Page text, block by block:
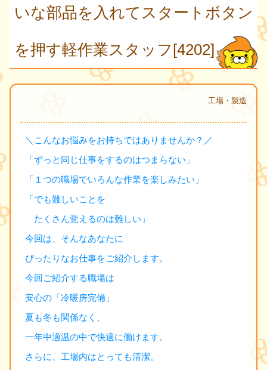
いな部品を入れてスタートボタン
を押す軽作業スタッフ[4202]
工場・製造
＼こんなお悩みをお持ちではありませんか？／
「ずっと同じ仕事をするのはつまらない」
「１つの職場でいろんな作業を楽しみたい」
「でも難しいことを
たくさん覚えるのは難しい」
今回は、そんなあなたに
ぴったりなお仕事をご紹介します。
今回ご紹介する職場は
安心の「冷暖房完備」
夏も冬も関係なく、
一年中適温の中で快適に働けます。
さらに、工場内はとっても清潔。